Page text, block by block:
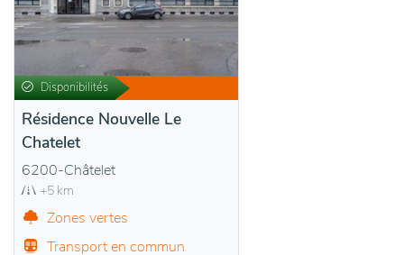
Disponibilités
Résidence Nouvelle Le
Chatelet
6200-Châtelet
+5 km
Zones vertes
Transport en commun